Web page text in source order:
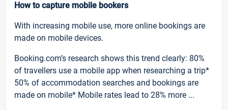
How to capture mobile bookers
With increasing mobile use, more online bookings are
made on mobile devices.
Booking.com’s research shows this trend clearly: 80%
of travellers use a mobile app when researching a trip*
50% of accommodation searches and bookings are
made on mobile* Mobile rates lead to 28% more ...